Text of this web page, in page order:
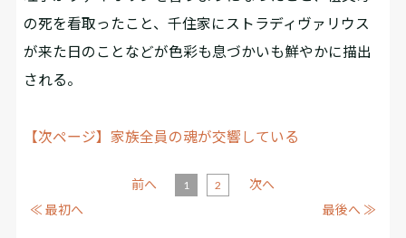
の死を看取ったこと、千住家にストラディヴァリウス
が来た日のことなどが色彩も息づかいも鮮やかに描出
される。
【次ページ】家族全員の魂が交響している
≪ 最初へ
前へ 1 2
次へ
最後へ ≫